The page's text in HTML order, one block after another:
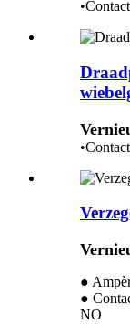
•Contact
●
●
NO